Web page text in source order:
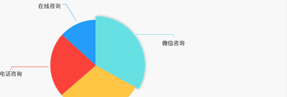
【证券】彭经理收到了来自【北京】用户的